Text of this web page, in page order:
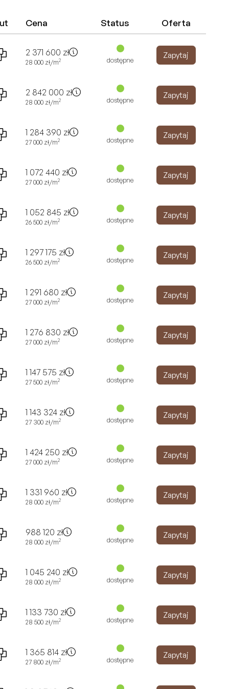
Cena Status Oferta
2 371 600 zł
28 000 zł/m2 dostępne Zapytaj
2 842 000 zł
28 000 zł/m2 dostępne Zapytaj
1 284 390 zł
27 000 zł/m2 dostępne Zapytaj
1 072 440 zł
27 000 zł/m2 dostępne Zapytaj
1 052 845 zł
26 500 zł/m2 dostępne Zapytaj
1 297 175 zł
26 500 zł/m2 dostępne Zapytaj
1 291 680 zł
27 000 zł/m2 dostępne Zapytaj
1 276 830 zł
27 000 zł/m2 dostępne Zapytaj
1 147 575 zł
27 500 zł/m2 dostępne Zapytaj
1 143 324 zł
27 300 zł/m2 dostępne Zapytaj
1 424 250 zł
27 000 zł/m2 dostępne Zapytaj
1 331 960 zł
28 000 zł/m2 dostępne Zapytaj
988 120 zł
28 000 zł/m2 dostępne Zapytaj
1 045 240 zł
28 000 zł/m2 dostępne Zapytaj
1 133 730 zł
28 500 zł/m2 dostępne Zapytaj
1 365 814 zł
27 800 zł/m2 dostępne Zapytaj